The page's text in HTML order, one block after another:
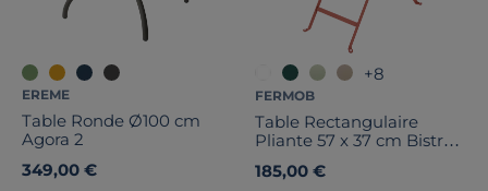
EREME
Table Ronde Ø100 cm
Agora 2
349,00 €
+8
FERMOB
Table Rectangulaire
Pliante 57 x 37 cm Bistro
185,00 €